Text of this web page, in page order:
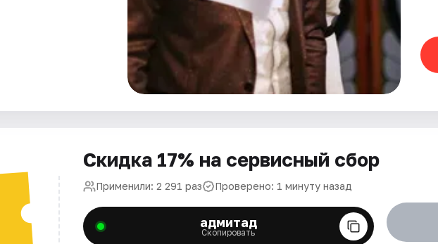
Скидка 17% на сервисный сбор
Применили: 2 291 раз Проверено: 1 минуту назад
адмитад
Скопировать